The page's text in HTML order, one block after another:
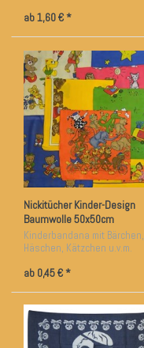
ab 1,60 € *
Nickitücher Kinder-Design
Baumwolle 50x50cm
Kinderbandana mit Bärchen,
Häschen, Kätzchen u.v.m.
ab 0,45 € *